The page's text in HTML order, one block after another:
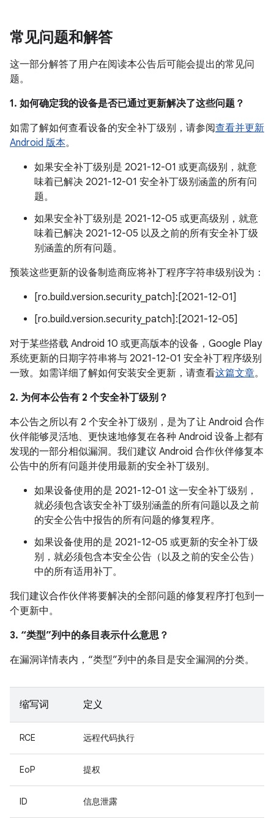
常见问题和解答
这一部分解答了用户在阅读本公告后可能会提出的常见问
题。
1. 如何确定我的设备是否已通过更新解决了这些问题？
如需了解如何查看设备的安全补丁级别，请参阅查看并更新
Android 版本。
如果安全补丁级别是 2021-12-01 或更高级别，就意
味着已解决 2021-12-01 安全补丁级别涵盖的所有问
题。
如果安全补丁级别是 2021-12-05 或更高级别，就意
味着已解决 2021-12-05 以及之前的所有安全补丁级
别涵盖的所有问题。
预装这些更新的设备制造商应将补丁程序字符串级别设为：
[ro.build.version.security_patch]:[2021-12-01]
[ro.build.version.security_patch]:[2021-12-05]
对于某些搭载 Android 10 或更高版本的设备，Google Play
系统更新的日期字符串将与 2021-12-01 安全补丁程序级别
一致。如需详细了解如何安装安全更新，请查看这篇文章。
2. 为何本公告有 2 个安全补丁级别？
本公告之所以有 2 个安全补丁级别，是为了让 Android 合作
伙伴能够灵活地、更快速地修复在各种 Android 设备上都有
发现的一部分相似漏洞。我们建议 Android 合作伙伴修复本
公告中的所有问题并使用最新的安全补丁级别。
如果设备使用的是 2021-12-01 这一安全补丁级别，
就必须包含该安全补丁级别涵盖的所有问题以及之前
的安全公告中报告的所有问题的修复程序。
如果设备使用的是 2021-12-05 或更新的安全补丁级
别，就必须包含本安全公告（以及之前的安全公告）
中的所有适用补丁。
我们建议合作伙伴将要解决的全部问题的修复程序打包到一
个更新中。
3. “类型”列中的条目表示什么意思？
在漏洞详情表内，“类型”列中的条目是安全漏洞的分类。
缩写词 定义
RCE 远程代码执行
EoP 提权
ID 信息泄露